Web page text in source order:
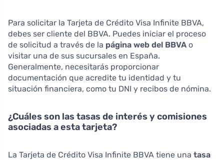
Para solicitar la Tarjeta de Crédito Visa Infinite BBVA,
debes ser cliente del BBVA. Puedes iniciar el proceso
de solicitud a través de la página web del BBVA o
visitar una de sus sucursales en España.
Generalmente, necesitarás proporcionar
documentación que acredite tu identidad y tu
situación financiera, como tu DNI y recibos de nómina.
¿Cuáles son las tasas de interés y comisiones
asociadas a esta tarjeta?
La Tarjeta de Crédito Visa Infinite BBVA tiene una tasa